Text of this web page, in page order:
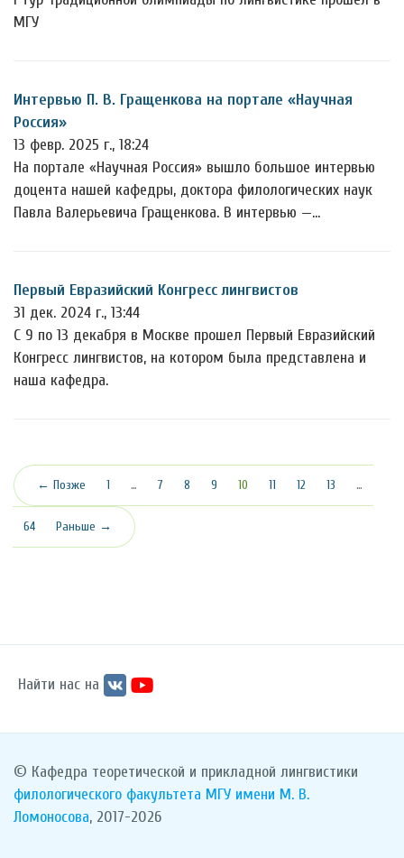
МГУ
Интервью П. В. Гращенкова на портале «Научная
Россия»
13 февр. 2025 г., 18:24
На портале «Научная Россия» вышло большое интервью
доцента нашей кафедры, доктора филологических наук
Павла Валерьевича Гращенкова. В интервью —…
Первый Евразийский Конгресс лингвистов
31 дек. 2024 г., 13:44
С 9 по 13 декабря в Москве прошел Первый Евразийский
Конгресс лингвистов, на котором была представлена и
наша кафедра.
← Позже 1 … 7 8 9 10 (текущая)
11 12 13 …
64 Раньше →
Найти нас на
© Кафедра теоретической и прикладной лингвистики
филологического факультета МГУ имени М. В.
Ломоносова, 2017-2026